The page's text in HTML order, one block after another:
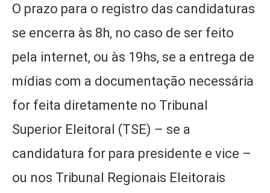
O prazo para o registro das candidaturas
se encerra às 8h, no caso de ser feito
pela internet, ou às 19hs, se a entrega de
mídias com a documentação necessária
for feita diretamente no Tribunal
Superior Eleitoral (TSE) – se a
candidatura for para presidente e vice –
ou nos Tribunal Regionais Eleitorais